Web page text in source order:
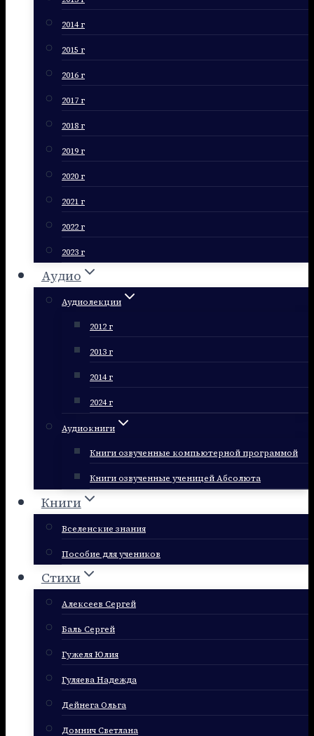
2014 г
2015 г
2016 г
2017 г
2018 г
2019 г
2020 г
2021 г
2022 г
2023 г
Аудио
Аудиолекции
2012 г
2013 г
2014 г
2024 г
Аудиокниги
Книги озвученные компьютерной программой
Книги озвученные ученицей Абсолюта
Книги
Вселенские знания
Пособие для учеников
Стихи
Алексеев Сергей
Баль Сергей
Гужеля Юлия
Гуляева Надежда
Дейнега Ольга
Домнич Светлана